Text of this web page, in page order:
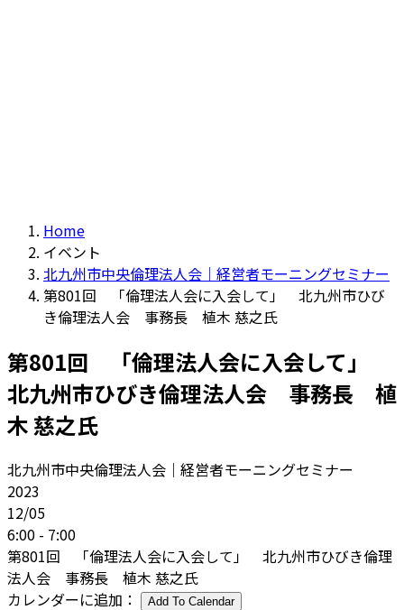
Home
イベント
北九州市中央倫理法人会｜経営者モーニングセミナー
第801回 「倫理法人会に入会して」 北九州市ひび
き倫理法人会 事務長 植木 慈之氏
第801回 「倫理法人会に入会して」
北九州市ひびき倫理法人会 事務長 植
木 慈之氏
北九州市中央倫理法人会｜経営者モーニングセミナー
2023
12/05
6:00 - 7:00
第801回 「倫理法人会に入会して」 北九州市ひびき倫理
法人会 事務長 植木 慈之氏
カレンダーに追加：
Add To Calendar